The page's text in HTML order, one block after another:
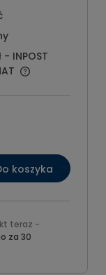
- INPOST
koszyka
teraz -
za 30